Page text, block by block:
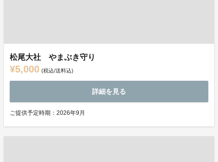
松尾大社 やまぶき守り
¥5,000 (税込/送料込)
詳細を見る
ご提供予定時期：2026年9月